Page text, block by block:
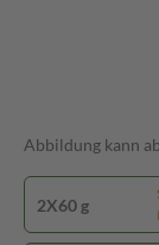
Abbildung kann
2X60 g